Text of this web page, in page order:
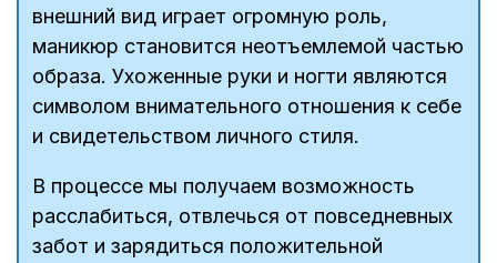
внешний вид играет огромную роль,
маникюр становится неотъемлемой частью
образа. Ухоженные руки и ногти являются
символом внимательного отношения к себе
и свидетельством личного стиля.
В процессе мы получаем возможность
расслабиться, отвлечься от повседневных
забот и зарядиться положительной